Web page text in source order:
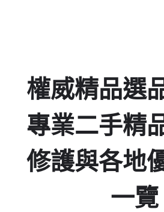
權威精品選
專業二手精
修護與各地
一覽